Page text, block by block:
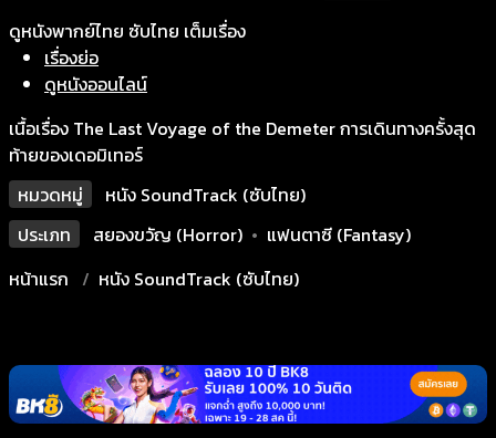
ดูหนังพากย์ไทย ซับไทย เต็มเรื่อง
เรื่องย่อ
ดูหนังออนไลน์
เนื้อเรื่อง The Last Voyage of the Demeter การเดินทางครั้งสุด
ท้ายของเดอมิเทอร์
หมวดหมู่
หนัง SoundTrack (ซับไทย)
ประเภท
สยองขวัญ (Horror) • แฟนตาซี (Fantasy)
หน้าแรก
หนัง SoundTrack (ซับไทย)